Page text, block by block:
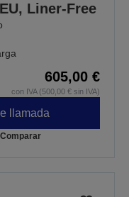
Liner-Free
605,00 €
con IVA (500,00 € sin IVA)
llamada
Comparar